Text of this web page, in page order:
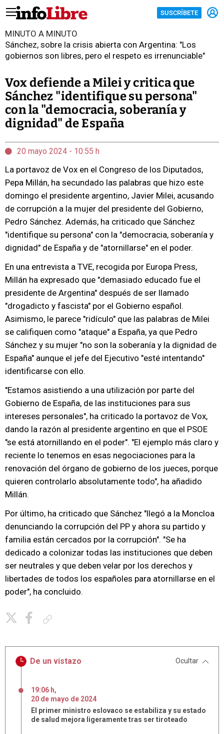
SUSCRÍBETE
MINUTO A MINUTO
Sánchez, sobre la crisis abierta con Argentina: "Los
gobiernos son libres, pero el respeto es irrenunciable"
Vox defiende a Milei y critica que
Sánchez "identifique su persona"
con la "democracia, soberanía y
dignidad" de España
20 mayo 2024 - 10:55 h
La portavoz de Vox en el Congreso de los Diputados,
Pepa Millán, ha secundado las palabras que hizo este
domingo el presidente argentino, Javier Milei, acusando
de corrupción a la mujer del presidente del Gobierno,
Pedro Sánchez. Además, ha criticado que Sánchez
"identifique su persona" con la "democracia, soberanía y
dignidad" de España y de "atornillarse" en el poder.
En una entrevista a TVE, recogida por Europa Press,
Millán ha expresado que "demasiado educado fue el
presidente de Argentina" después de ser llamado
"drogadicto y fascista" por el Gobierno español.
Asimismo, le parece "ridículo" que las palabras de Milei
se califiquen como "ataque" a España, ya que Pedro
Sánchez y su mujer "no son la soberanía y la dignidad de
España" aunque el jefe del Ejecutivo "esté intentando"
identificarse con ello.
"Estamos asistiendo a una utilización por parte del
Gobierno de España, de las instituciones para sus
intereses personales", ha criticado la portavoz de Vox,
dando la razón al presidente argentino en que el PSOE
"se está atornillando en el poder". "El ejemplo más claro y
reciente lo tenemos en esas negociaciones para la
renovación del órgano de gobierno de los jueces, porque
quieren controlarlo absolutamente todo", ha añadido
Millán.
Por último, ha criticado que Sánchez "llegó a la Moncloa
denunciando la corrupción del PP y ahora su partido y
familia están cercados por la corrupción". "Se ha
dedicado a colonizar todas las instituciones que deben
ser neutrales y que deben velar por los derechos y
libertades de todos los españoles para atornillarse en el
poder", ha concluido.
De un vistazo Ocultar
19:06 h,
20 de mayo de 2024
El primer ministro eslovaco se estabiliza y su estado
de salud mejora ligeramente tras ser tiroteado